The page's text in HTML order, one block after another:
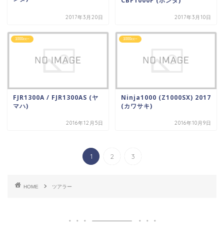
2017年3月20日 2017年3月10日
1000cc~
FJR1300A / FJR1300AS (ヤ
マハ)
2016年12月5日
1000cc~
Ninja1000 (Z1000SX) 2017
(カワサキ)
2016年10月9日
1 2 3
HOME ツアラー